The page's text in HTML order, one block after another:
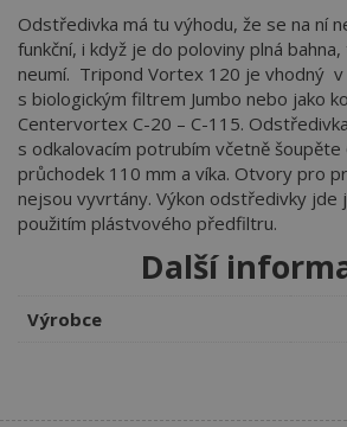
Odstředivka má tu výhodu, že se na ní
funkční, i když je do poloviny plná
neumí. Tripond Vortex 120 je vhodný v
s biologickým filtrem Jumbo nebo jako
Centervortex C-20 – C-115.
s odkalovacím potrubím včetně šoupěte
průchodek 110 mm a víka. Otvory pro
nejsou vyvrtány. Výkon odstředivky jde
použitím plástvového předfiltru.
Další
Výrobce